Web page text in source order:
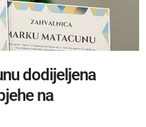
dodijeljena
na